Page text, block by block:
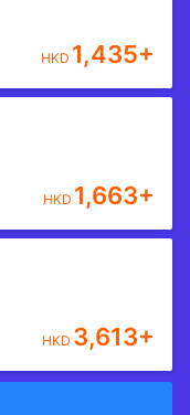
HKD 1,435+
HKD 1,663+
HKD 3,613+